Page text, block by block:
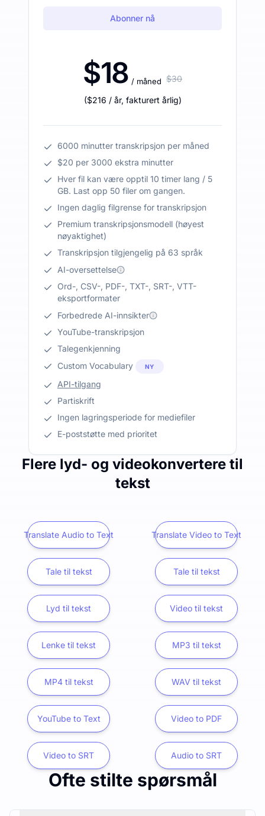
Abonner nå
$18 / måned $30
($216 / år, fakturert årlig)
6000 minutter transkripsjon per måned
$20 per 3000 ekstra minutter
Hver fil kan være opptil 10 timer lang / 5
GB. Last opp 50 filer om gangen.
Ingen daglig filgrense for transkripsjon
Premium transkripsjonsmodell (høyest
nøyaktighet)
Transkripsjon tilgjengelig på 63 språk
AI-oversettelse
Ord-, CSV-, PDF-, TXT-, SRT-, VTT-
eksportformater
Forbedrede AI-innsikter
YouTube-transkripsjon
Talegenkjenning
Custom Vocabulary
NY
API-tilgang
Partiskrift
Ingen lagringsperiode for mediefiler
E-poststøtte med prioritet
Flere lyd- og videokonvertere til
tekst
Translate Audio to Text Translate Video to Text
Tale til tekst Tale til tekst
Lyd til tekst Video til tekst
Lenke til tekst MP3 til tekst
MP4 til tekst WAV til tekst
YouTube to Text Video to PDF
Video to SRT Audio to SRT
Ofte stilte spørsmål